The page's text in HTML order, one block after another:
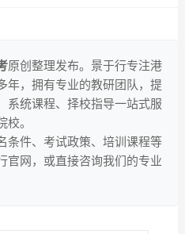
原创整理发布。景于行专注港
年，拥有专业的教研团队，提
系统课程、择校指导一站式服
。
条件、考试政策、培训课程等
官网，或直接咨询我们的专业